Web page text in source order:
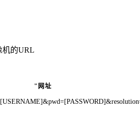
机的URL
"网址